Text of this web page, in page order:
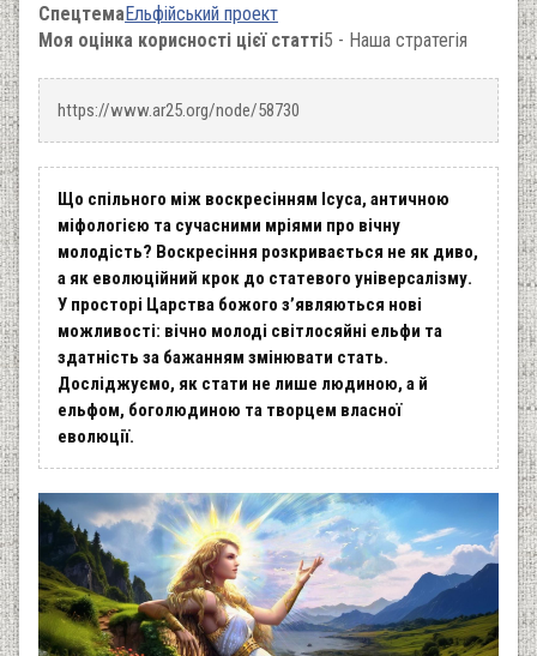
СпецтемаЕльфійський проект
Моя оцінка корисності цієї статті5 - Наша стратегія
https://www.ar25.org/node/58730
Що спільного між воскресінням Ісуса, античною
міфологією та сучасними мріями про вічну
молодість? Воскресіння розкривається не як диво,
а як еволюційний крок до статевого універсалізму.
У просторі Царства божого з’являються нові
можливості: вічно молоді світлосяйні ельфи та
здатність за бажанням змінювати стать.
Досліджуємо, як стати не лише людиною, а й
ельфом, боголюдиною та творцем власної
еволюції.